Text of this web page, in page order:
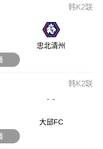
韩K2联
忠北清州
韩K2联
大邱FC